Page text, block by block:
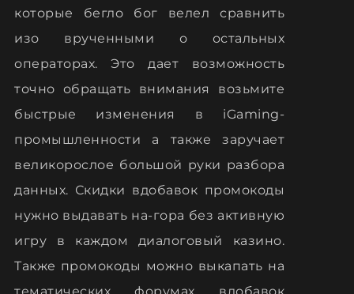
которые бегло бог велел сравнить
изо врученными о остальных
операторах. Это дает возможность
точно обращать внимания возьмите
быстрые изменения в iGaming-
промышленности а также заручает
великорослое большой руки разбора
данных. Скидки вдобавок промокоды
нужно выдавать на-гора без активную
игру в каждом диалоговый казино.
Также промокоды можно выкапать на